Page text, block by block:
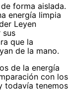
forma aislada.
energía limpia
Leyen
sus
que la
de la mano.
de la energía
con los
todavía tenemos